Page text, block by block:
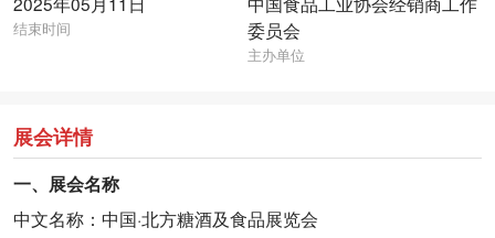
结束时间
委员会
主办单位
展会详情
一、展会名称
中文名称：中国·北方糖酒及食品展览会